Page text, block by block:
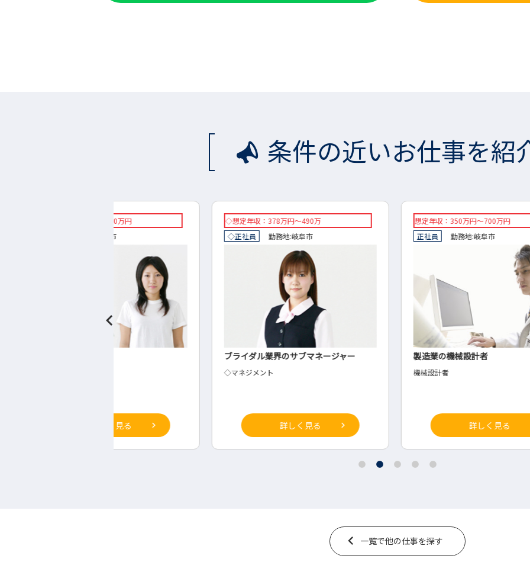
条件の近いお仕事を紹
◇想定年収：378万円～490万
ブライダル業界のサブマネージャー
想定年収：350万円～700万円
製造業の機械設計者
一覧で他の仕事を探す